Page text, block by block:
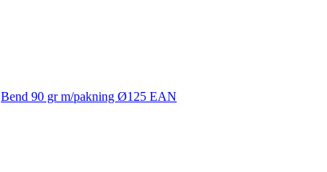
Bend 90 gr m/pakning Ø125 EAN